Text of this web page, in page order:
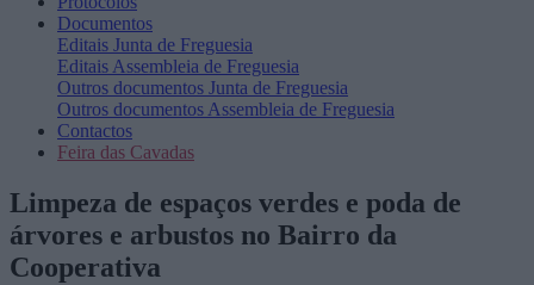
Documentos
Editais Junta de Freguesia
Editais Assembleia de Freguesia
Outros documentos Junta de Freguesia
Outros documentos Assembleia de Freguesia
Contactos
Feira das Cavadas
Limpeza de espaços verdes e poda de
árvores e arbustos no Bairro da
Cooperativa